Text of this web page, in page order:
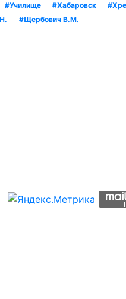
#Училище #Хабаровск
#Щербович В.М.